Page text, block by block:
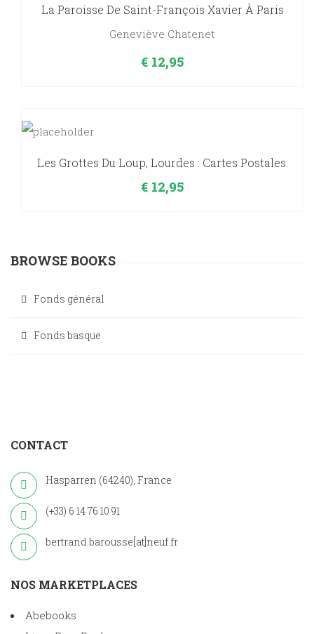
La Paroisse De Saint-François Xavier À Paris
Geneviève Chatenet
€ 12,95
Les Grottes Du Loup, Lourdes : Cartes Postales.
€ 12,95
BROWSE BOOKS
Fonds général
Fonds basque
CONTACT
Hasparren (64240), France
(+33) 6 14 76 10 91
bertrand.barousse[at]neuf.fr
NOS MARKETPLACES
Abebooks